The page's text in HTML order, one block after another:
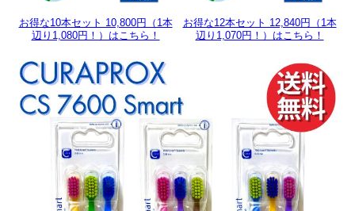
お得な10本セット 10,800円（1本
辺り1,080円！）はこちら！
お得な12本セット 12,840円（1本
辺り1,070円！）はこちら！